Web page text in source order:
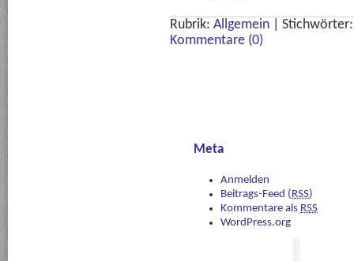
Rubrik: Allgemein
Kommentare (0)
Meta
Anmelden
Beitrags-Feed (RSS)
Kommentare als RSS
WordPress.org